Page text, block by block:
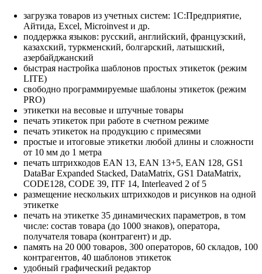
загрузка товаров из учетных систем: 1С:Предприятие,
Айтида, Excel, Microinvest и др.
поддержка языков: русский, английский, французский,
казахский, туркменский, болгарский, латышский,
азербайджанский
быстрая настройка шаблонов простых этикеток (режим
LITE)
свободно программируемые шаблоны этикеток (режим
PRO)
этикетки на весовые и штучные товары
печать этикеток при работе в счетном режиме
печать этикеток на продукцию с примесями
простые и итоговые этикетки любой длины и сложности
от 10 мм до 1 метра
печать штрихкодов EAN 13, EAN 13+5, EAN 128, GS1
DataBar Expanded Stacked, DataMatrix, GS1 DataMatrix,
CODE128, CODE 39, ITF 14, Interleaved 2 of 5
размещение нескольких штрихкодов и рисунков на одной
этикетке
печать на этикетке 35 динамических параметров, в том
числе: состав товара (до 1000 знаков), оператора,
получателя товара (контрагент) и др.
память на 20 000 товаров, 300 операторов, 60 складов, 100
контрагентов, 40 шаблонов этикеток
удобный графический редактор